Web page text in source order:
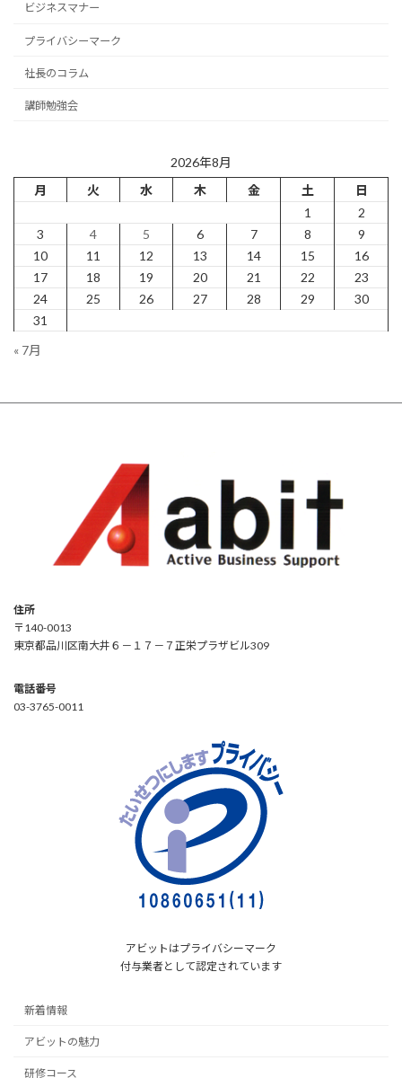
ビジネスマナー
プライバシーマーク
社長のコラム
講師勉強会
2026年8月
月
火 水 木 金 土
日
1
2
3
4 5 6 7 8
9
10
11 12 13 14 15
16
17
18 19 20 21 22
23
24
25 26 27 28 29
30
31
« 7月
住所
〒140-0013
東京都品川区南大井６－１７－７正栄プラザビル309
電話番号
03-3765-0011
アビットはプライバシーマーク
付与業者として認定されています
新着情報
アビットの魅力
研修コース